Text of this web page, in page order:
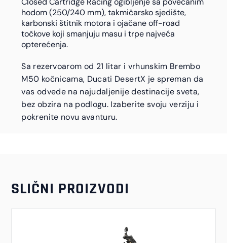
hodom (250/240 mm), takmičarsko sjedište,
karbonski štitnik motora i ojačane off-road
točkove koji smanjuju masu i trpe najveća
opterećenja.
Sa rezervoarom od 21 litar i vrhunskim Brembo
M50 kočnicama, Ducati DesertX je spreman da
vas odvede na najudaljenije destinacije sveta,
bez obzira na podlogu. Izaberite svoju verziju i
pokrenite novu avanturu.
SLIČNI PROIZVODI